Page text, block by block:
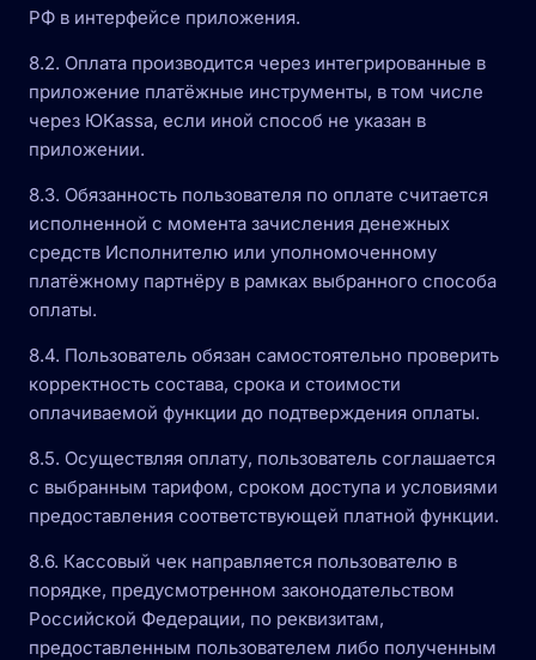
РФ в интерфейсе приложения.
8.2. Оплата производится через интегрированные в
приложение платёжные инструменты, в том числе
через ЮKassa, если иной способ не указан в
приложении.
8.3. Обязанность пользователя по оплате считается
исполненной с момента зачисления денежных
средств Исполнителю или уполномоченному
платёжному партнёру в рамках выбранного способа
оплаты.
8.4. Пользователь обязан самостоятельно проверить
корректность состава, срока и стоимости
оплачиваемой функции до подтверждения оплаты.
8.5. Осуществляя оплату, пользователь соглашается
с выбранным тарифом, сроком доступа и условиями
предоставления соответствующей платной функции.
8.6. Кассовый чек направляется пользователю в
порядке, предусмотренном законодательством
Российской Федерации, по реквизитам,
предоставленным пользователем либо полученным